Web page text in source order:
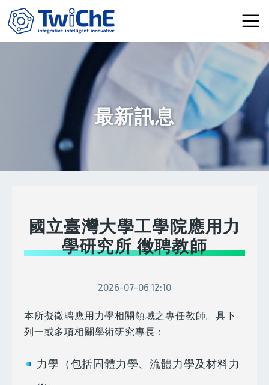
移至主內容
最新訊息
國立臺灣大學工學院應用力
學研究所 徵聘教師
2026-07-06 12:10
本所擬徵聘應用力學相關領域之專任教師。具下
列一或多項相關學術研究專長：
力學（包括固體力學、流體力學及材料力